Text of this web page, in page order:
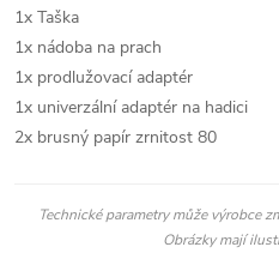
1x Taška
1x nádoba na prach
1x prodlužovací adaptér
1x univerzální adaptér na hadici
2x brusný papír zrnitost 80
Technické parametry může výrobce
Obrázky mají